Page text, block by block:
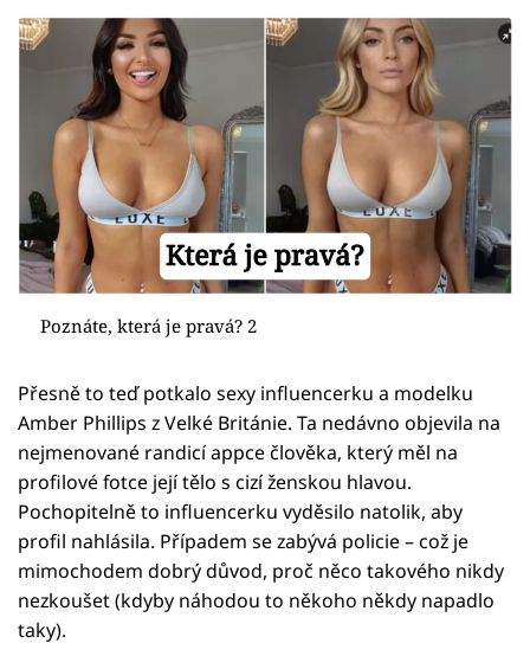
Poznáte, která je pravá? 2
Přesně to teď potkalo sexy influencerku a modelku
Amber Phillips z Velké Británie. Ta nedávno objevila na
nejmenované randicí appce člověka, který měl na
profilové fotce její tělo s cizí ženskou hlavou.
Pochopitelně to influencerku vyděsilo natolik, aby
profil nahlásila. Případem se zabývá policie – což je
mimochodem dobrý důvod, proč něco takového nikdy
nezkoušet (kdyby náhodou to někoho někdy napadlo
taky).